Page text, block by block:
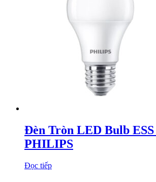
Đèn Tròn LED Bulb
PHILIPS
Đọc tiếp